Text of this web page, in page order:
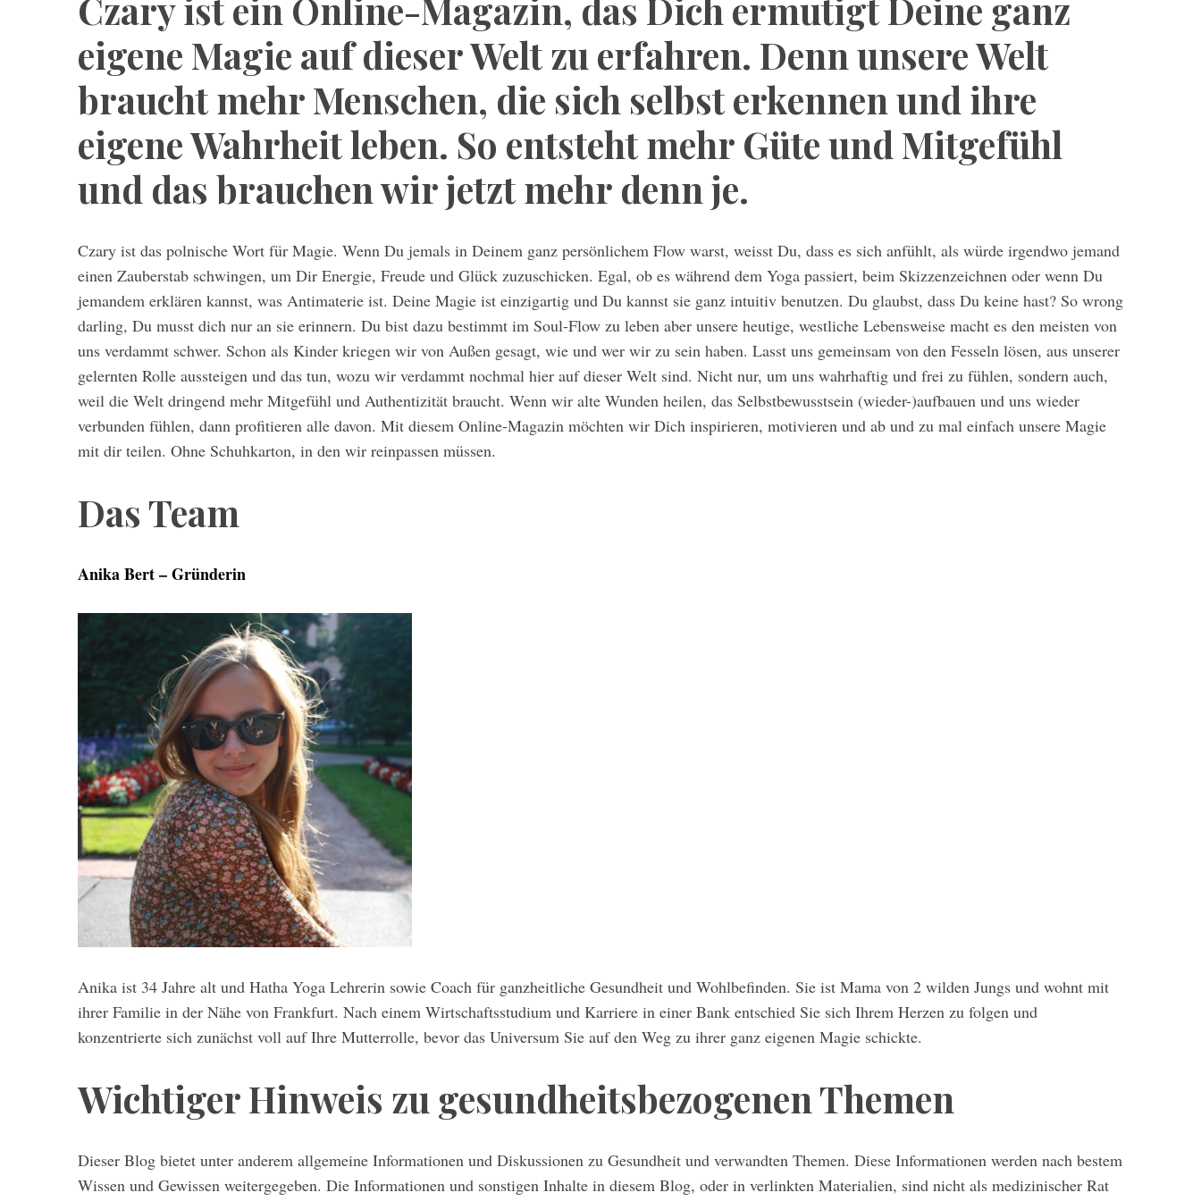
Czary ist ein Online-Magazin, das Dich ermutigt Deine ganz
eigene Magie auf dieser Welt zu erfahren. Denn unsere Welt
braucht mehr Menschen, die sich selbst erkennen und ihre
eigene Wahrheit leben. So entsteht mehr Güte und Mitgefühl
und das brauchen wir jetzt mehr denn je.
Czary ist das polnische Wort für Magie. Wenn Du jemals in Deinem ganz persönlichem Flow warst, weisst Du, dass es sich anfühlt, als würde irgendwo jemand
einen Zauberstab schwingen, um Dir Energie, Freude und Glück zuzuschicken. Egal, ob es während dem Yoga passiert, beim Skizzenzeichnen oder wenn Du
jemandem erklären kannst, was Antimaterie ist. Deine Magie ist einzigartig und Du kannst sie ganz intuitiv benutzen. Du glaubst, dass Du keine hast? So wrong
darling, Du musst dich nur an sie erinnern. Du bist dazu bestimmt im Soul-Flow zu leben aber unsere heutige, westliche Lebensweise macht es den meisten von
uns verdammt schwer. Schon als Kinder kriegen wir von Außen gesagt, wie und wer wir zu sein haben. Lasst uns gemeinsam von den Fesseln lösen, aus unserer
gelernten Rolle aussteigen und das tun, wozu wir verdammt nochmal hier auf dieser Welt sind. Nicht nur, um uns wahrhaftig und frei zu fühlen, sondern auch,
weil die Welt dringend mehr Mitgefühl und Authentizität braucht. Wenn wir alte Wunden heilen, das Selbstbewusstsein (wieder-)aufbauen und uns wieder
verbunden fühlen, dann profitieren alle davon. Mit diesem Online-Magazin möchten wir Dich inspirieren, motivieren und ab und zu mal einfach unsere Magie
mit dir teilen. Ohne Schuhkarton, in den wir reinpassen müssen.
Das Team
Anika Bert – Gründerin
Anika ist 34 Jahre alt und Hatha Yoga Lehrerin sowie Coach für ganzheitliche Gesundheit und Wohlbefinden. Sie ist Mama von 2 wilden Jungs und wohnt mit
ihrer Familie in der Nähe von Frankfurt. Nach einem Wirtschaftsstudium und Karriere in einer Bank entschied Sie sich Ihrem Herzen zu folgen und
konzentrierte sich zunächst voll auf Ihre Mutterrolle, bevor das Universum Sie auf den Weg zu ihrer ganz eigenen Magie schickte.
Wichtiger Hinweis zu gesundheitsbezogenen Themen
Dieser Blog bietet unter anderem allgemeine Informationen und Diskussionen zu Gesundheit und verwandten Themen. Diese Informationen werden nach bestem
Wissen und Gewissen weitergegeben. Die Informationen und sonstigen Inhalte in diesem Blog, oder in verlinkten Materialien, sind nicht als medizinischer Rat
S
a
r
f
: